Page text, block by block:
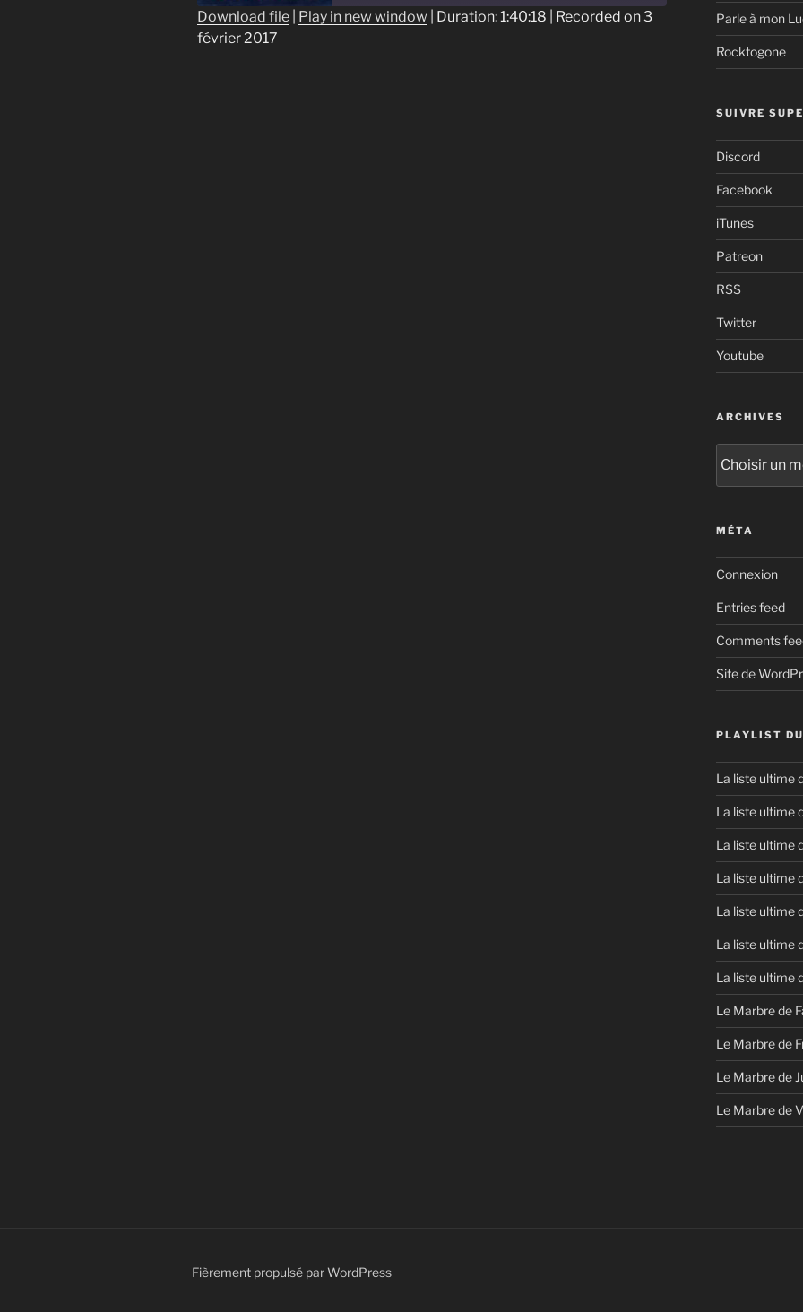
SHARE
Download file Play in new window Duration: 1:40:18
Recorded on 3
février 2017
Parle à mon
Rocktogone
SUIVRE
Discord
Facebook
iTunes
Patreon
RSS
Twitter
Youtube
ARCHIVES
MÉTA
Connexion
Entries feed
Comments
Site de
PLAYLIST
La liste ultime
La liste ultime
La liste ultime
La liste ultime
La liste ultime
La liste ultime
La liste ultime
Le Marbre de
Le Marbre de
Le Marbre de
Le Marbre de
Fièrement propulsé par WordPress